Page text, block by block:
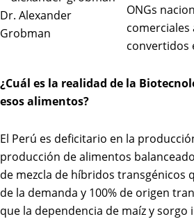
Dr. Alexander
Grobman
ONGs
comerciales
convertidos
¿Cuál es la realidad de la
esos alimentos?
El Perú es deficitario en la
producción de alimentos
de mezcla de híbridos transgénicos
de la demanda y 100% de origen
que la dependencia de maíz y